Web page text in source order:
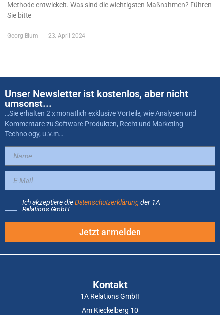
Methode entwickelt. Was sind die wichtigsten Maßnahmen? Führen
Sie bitte
Georg Blum 23. April 2024
Unser Newsletter ist kostenlos, aber nicht
umsonst...
…Sie erhalten 2 x monatlich exklusive Vorteile, wie Analysen und
Kommentare zu Software-Produkten, Recht und Marketing
Technology, u.v.m…
Ich akzeptiere dieDatenschutzerklärungder 1A
Relations GmbH
Jetzt anmelden
Kontakt
1A Relations GmbH
Am Kieckelberg 10